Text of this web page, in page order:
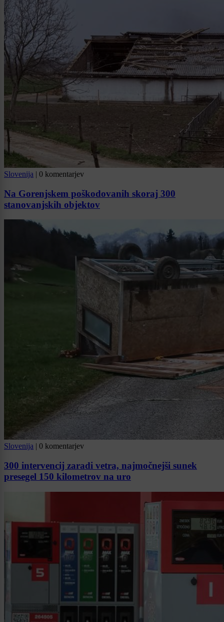
Slovenija | 0 komentarjev
Na Gorenjskem poškodovanih skoraj 300
stanovanjskih objektov
Slovenija 0 komentarjev
300 intervencij zaradi vetra, najmočnejši sunek
presegel 150 kilometrov na uro